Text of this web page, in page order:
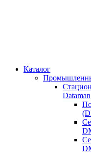
Каталог
Dataman